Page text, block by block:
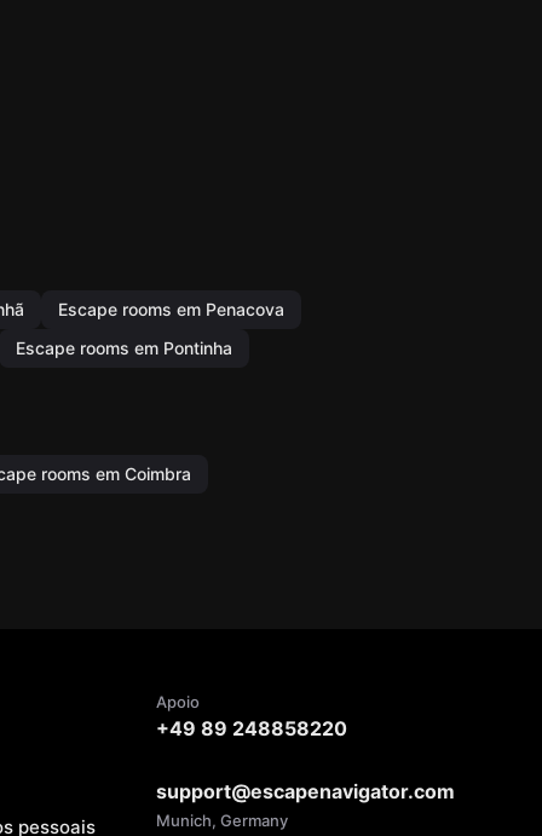
Escape rooms em Penacova
Escape rooms em Pontinha
rooms em Coimbra
pessoais
Apoio
+49 89 248858220
support@escapenavigator.com
Munich, Germany